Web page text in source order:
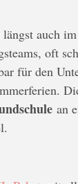
auch
oft
für den
an